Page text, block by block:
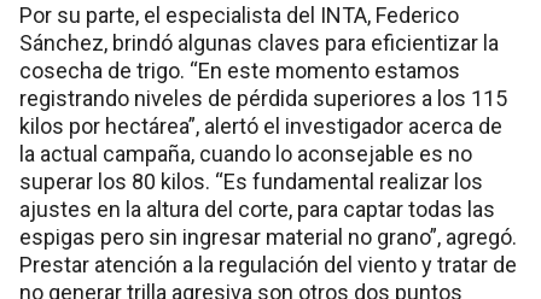
Por su parte, el especialista del INTA, Federico
Sánchez, brindó algunas claves para eficientizar la
cosecha de trigo. “En este momento estamos
registrando niveles de pérdida superiores a los 115
kilos por hectárea”, alertó el investigador acerca de
la actual campaña, cuando lo aconsejable es no
superar los 80 kilos. “Es fundamental realizar los
ajustes en la altura del corte, para captar todas las
espigas pero sin ingresar material no grano”, agregó.
Prestar atención a la regulación del viento y tratar de
no generar trilla agresiva son otros dos puntos